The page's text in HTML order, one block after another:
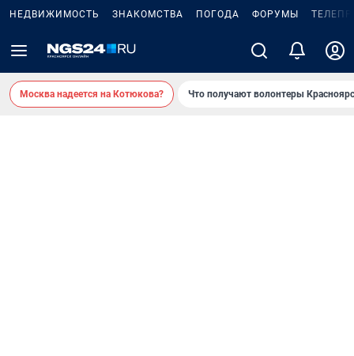
НЕДВИЖИМОСТЬ ЗНАКОМСТВА ПОГОДА ФОРУМЫ
Москва надеется на Котюкова? Что получают волонтеры